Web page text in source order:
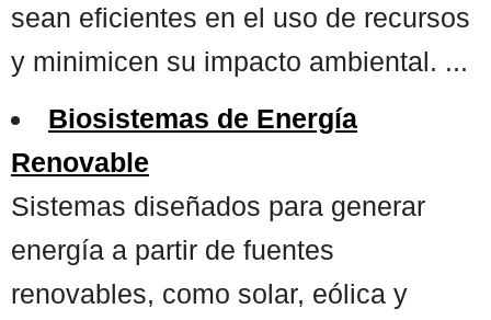
sean eficientes en el uso de recursos
y minimicen su impacto ambiental. ...
Biosistemas de Energía
Renovable
Sistemas diseñados para generar
energía a partir de fuentes
renovables, como solar, eólica y